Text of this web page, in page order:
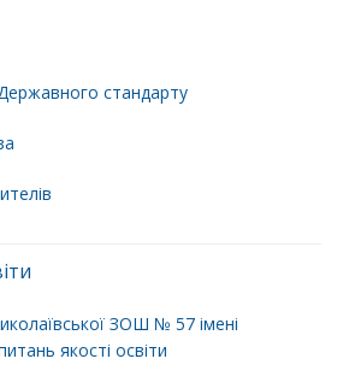
стандарту
ЗОШ № 57 імені
якості освіти